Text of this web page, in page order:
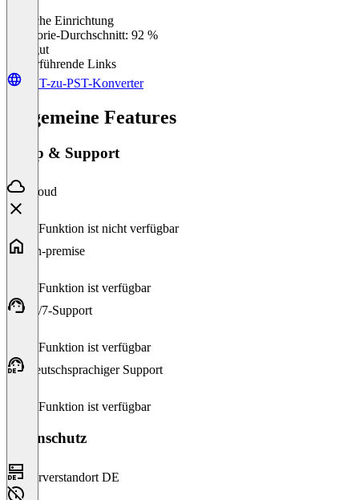
Einfache Einrichtung
Kategorie-Durchschnitt: 92 %
Sehr gut
Weiterführende Links
OST-zu-PST-Konverter
Allgemeine Features
Setup & Support
Cloud
Diese Funktion ist nicht verfügbar
On-premise
Diese Funktion ist verfügbar
24/7-Support
Diese Funktion ist verfügbar
Deutschsprachiger Support
Diese Funktion ist verfügbar
Datenschutz
Serverstandort DE